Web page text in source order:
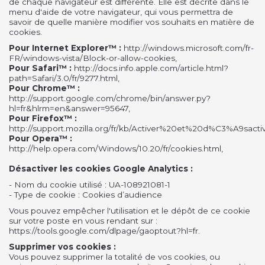
menu d'aide de votre navigateur, qui vous permettra de
savoir de quelle manière modifier vos souhaits en matière de
cookies.
Pour Internet Explorer™ : http://windows.microsoft.com/fr-
FR/windows-vista/Block-or-allow-cookies,
Pour Safari™ : http://docs.info.apple.com/article.html?
path=Safari/3.0/fr/9277.html,
Pour Chrome™ :
http://support.google.com/chrome/bin/answer.py?
hl=fr&hlrm=en&answer=95647,
Pour Firefox™ :
http://support.mozilla.org/fr/kb/
Pour Opera™ :
http://help.opera.com/Windows/10.20/fr/cookies.html,
Désactiver les cookies Google Analytics :
- Nom du cookie utilisé : UA-108921081-1
- Type de cookie : Cookies d’audience
Vous pouvez empêcher l'utilisation et le dépôt de ce cookie
sur votre poste en vous rendant sur :
https://tools.google.com/dlpage/gaoptout?hl=fr.
Supprimer vos cookies :
Vous pouvez supprimer la totalité de vos cookies, ou